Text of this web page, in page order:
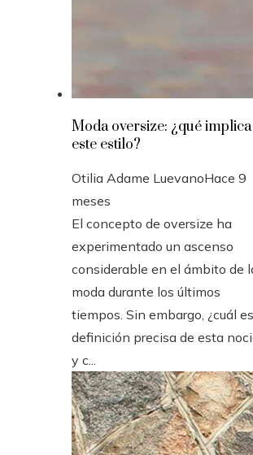
Moda oversize: ¿qué implica
este estilo?
Otilia Adame LuevanoHace 9
meses
El concepto de oversize ha
experimentado un ascenso
considerable en el ámbito de
moda durante los últimos
tiempos. Sin embargo, ¿cuál
definición precisa de esta
y c...